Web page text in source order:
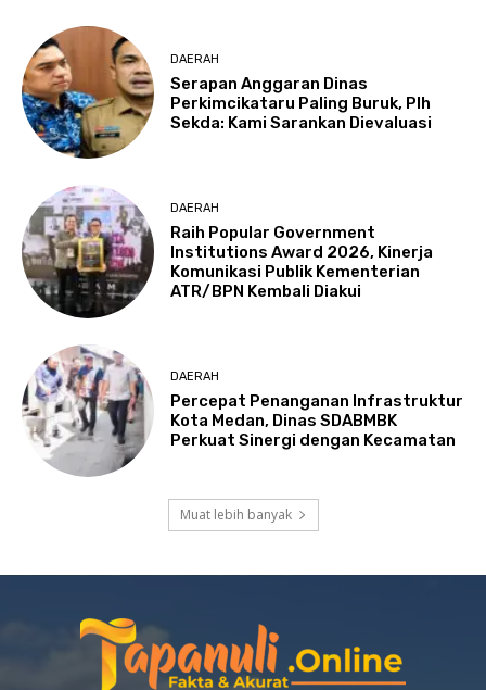
DAERAH
Serapan Anggaran Dinas
Perkimcikataru Paling Buruk, Plh
Sekda: Kami Sarankan Dievaluasi
DAERAH
Raih Popular Government
Institutions Award 2026, Kinerja
Komunikasi Publik Kementerian
ATR/BPN Kembali Diakui
DAERAH
Percepat Penanganan Infrastruktur
Kota Medan, Dinas SDABMBK
Perkuat Sinergi dengan Kecamatan
Muat lebih banyak